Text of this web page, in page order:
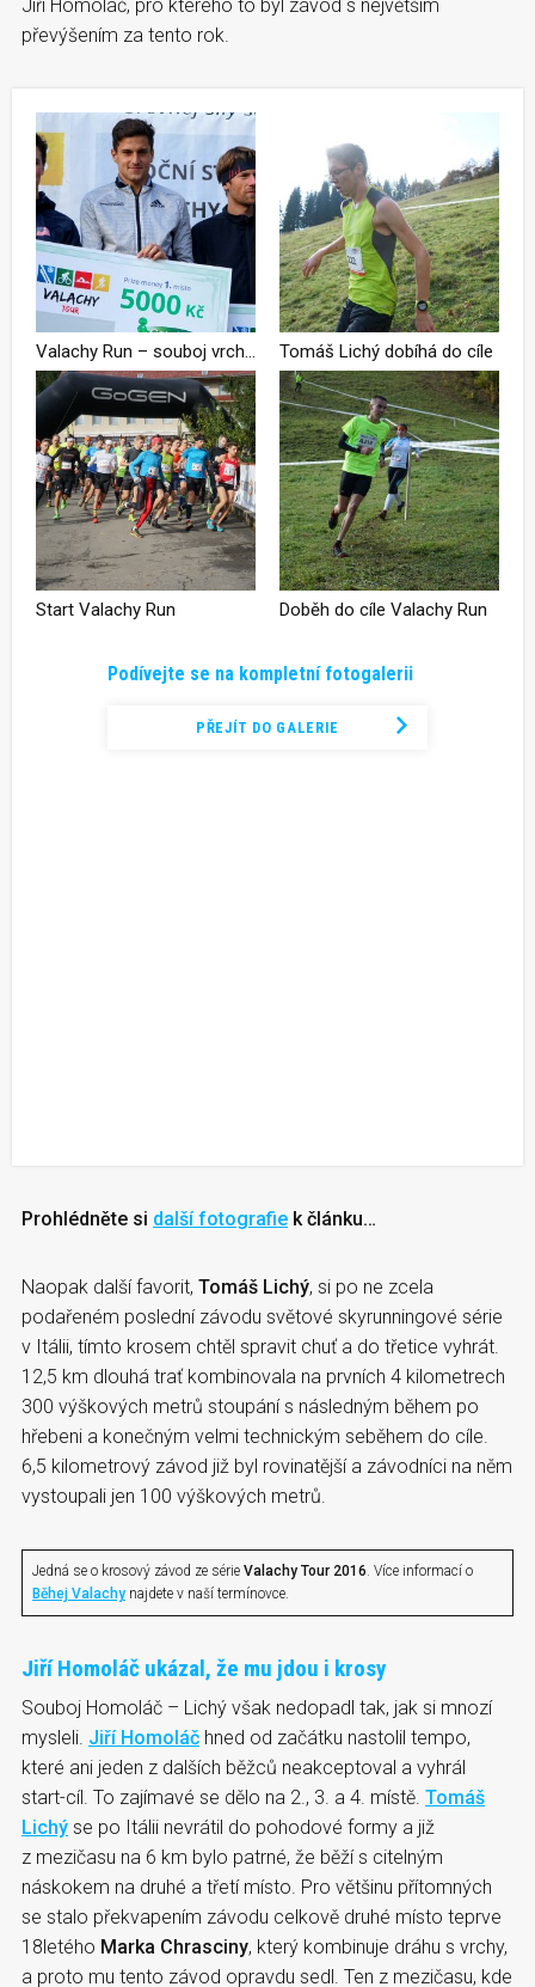
Jiří Homoláč, pro kterého to byl závod s největším
převýšením za tento rok.
Podívejte se na kompletní fotogalerii
PŘEJÍT DO GALERIE
Tomáš Lichý dobíhá do cíle
Start Valachy Run Doběh do cíle Valachy Run
Prohlédněte si další fotografie k článku…
Naopak další favorit, Tomáš Lichý, si po ne zcela
podařeném poslední závodu světové skyrunningové série
v Itálii, tímto krosem chtěl spravit chuť a do třetice vyhrát.
12,5 km dlouhá trať kombinovala na prvních 4 kilometrech
300 výškových metrů stoupání s následným během po
hřebeni a konečným velmi technickým seběhem do cíle.
6,5 kilometrový závod již byl rovinatější a závodníci na něm
vystoupali jen 100 výškových metrů.
Jedná se o krosový závod ze série Valachy Tour 2016 . Více informací o
Běhej Valachy najdete v naší termínovce.
Jiří Homoláč ukázal, že mu jdou i krosy
Souboj Homoláč – Lichý však nedopadl tak, jak si mnozí
mysleli. Jiří Homoláč hned od začátku nastolil tempo,
které ani jeden z dalších běžců neakceptoval a vyhrál
start-cíl. To zajímavé se dělo na 2., 3. a 4. místě. Tomáš
Lichý se po Itálii nevrátil do pohodové formy a již
z mezičasu na 6 km bylo patrné, že běží s citelným
náskokem na druhé a třetí místo. Pro většinu přítomných
se stalo překvapením závodu celkově druhé místo teprve
18letého Marka Chrasciny, který kombinuje dráhu s vrchy,
a proto mu tento závod opravdu sedl. Ten z mezičasu, kde